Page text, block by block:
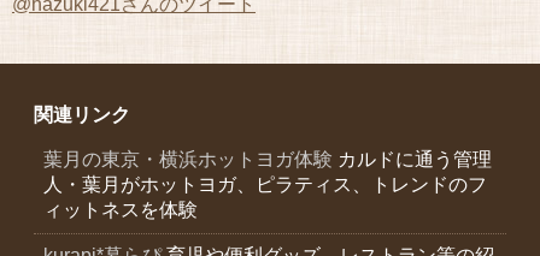
@hazuki421さんのツイート
関連リンク
葉月の東京・横浜ホットヨガ体験 カルドに通う管理
人・葉月がホットヨガ、ピラティス、トレンドのフ
ィットネスを体験